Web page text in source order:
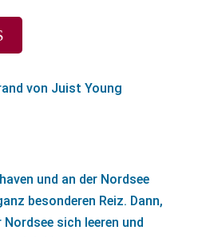
und an der Nordsee
besonderen Reiz. Dann,
sich leeren und